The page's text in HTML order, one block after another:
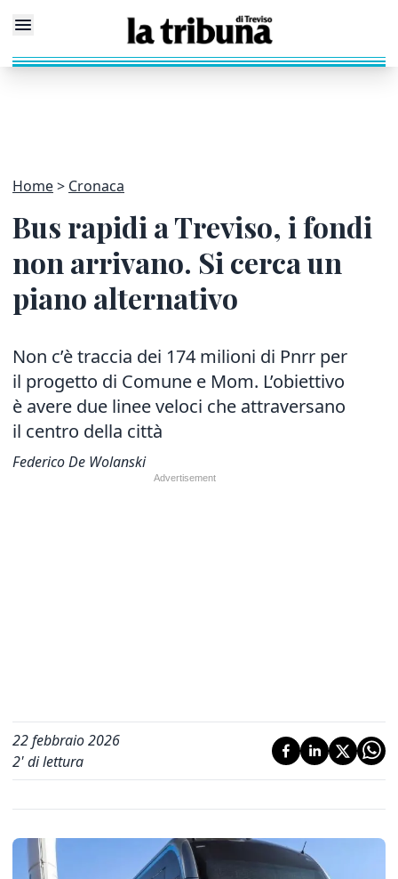
Home Cronaca
Bus rapidi a Treviso, i fondi
non arrivano. Si cerca un
piano alternativo
Non c’è traccia dei 174 milioni di Pnrr per
il progetto di Comune e Mom. L’obiettivo
è avere due linee veloci che attraversano
il centro della città
Federico De Wolanski
22 febbraio 2026
2' di lettura